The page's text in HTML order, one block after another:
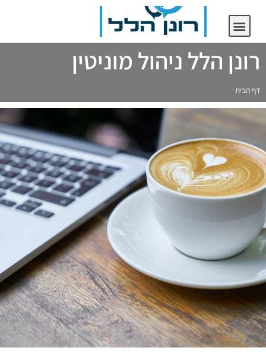
רונן הלל ניהול מוניטין
דף הבית